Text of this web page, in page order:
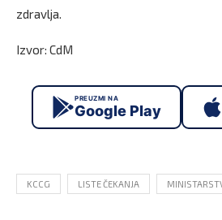
zdravlja.
Izvor: CdM
PREUZMI NA
Google Play
KCCG LISTE ČEKANJA